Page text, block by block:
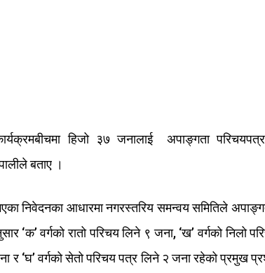
बीचमा हिजो ३७ जनालाई अपाङ्गता परिचयपत्र
बताए ।
निवेदनका आधारमा नगरस्तरिय समन्वय समितिले
‘क’वर्गको रातो परिचय लिने ९ जना, ‘ख’वर्गको निलो
र‘घ’वर्गकोसेतोपरिचयपत्र लिने २ जनारहेकोप्रमुख